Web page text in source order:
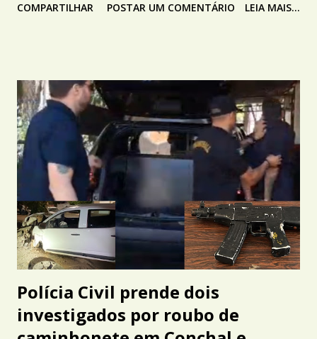
COMPARTILHAR POSTAR UM COMENTÁRIO LEIA MAIS...
Polícia Civil prende dois
investigados por roubo de